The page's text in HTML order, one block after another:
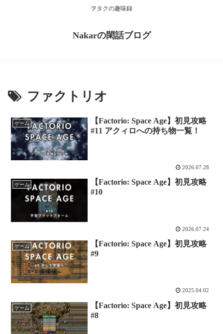
ヲタクの趣味録
Nakarの閑話ブログ
ファクトリオ
ゲーム
【Factorio: Space Age】初見攻略
#11 アクィロへの持ち物一覧！
2026.07.28
ゲーム
【Factorio: Space Age】初見攻略
#10
2026.07.24
ゲーム
【Factorio: Space Age】初見攻略
#9
2025.04.02
ゲーム
【Factorio: Space Age】初見攻略
#8